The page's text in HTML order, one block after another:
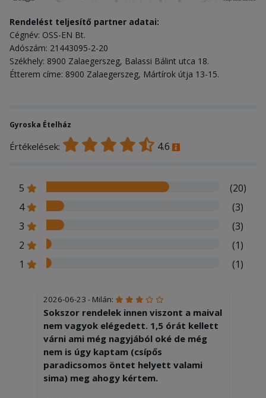
Rendelést teljesítő partner adatai:
Cégnév: OSS-EN Bt.
Adószám: 21443095-2-20
Székhely: 8900 Zalaegerszeg, Balassi Bálint utca 18.
Étterem címe: 8900 Zalaegerszeg, Mártírok útja 13-15.
Gyroska Ételház
Értékelések: 4.6
5
(20)
4
(3)
3
(3)
2
(1)
1
(1)
2026-06-23 - Milán:
Sokszor rendelek innen viszont a maival
nem vagyok elégedett. 1,5 órát kellett
várni ami még nagyjából oké de még
nem is úgy kaptam (csípős
paradicsomos öntet helyett valami
sima) meg ahogy kértem.